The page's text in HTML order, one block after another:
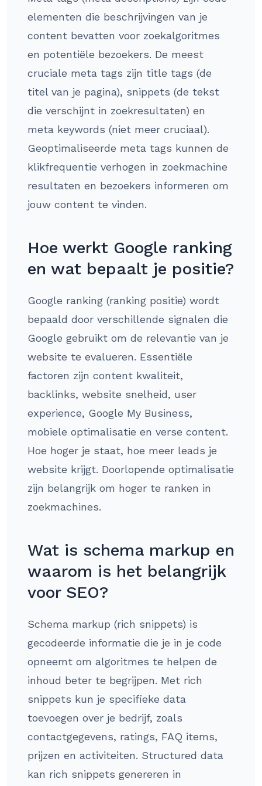
elementen die beschrijvingen van je
content bevatten voor zoekalgoritmes
en potentiële bezoekers. De meest
cruciale meta tags zijn title tags (de
titel van je pagina), snippets (de tekst
die verschijnt in zoekresultaten) en
meta keywords (niet meer cruciaal).
Geoptimaliseerde meta tags kunnen de
klikfrequentie verhogen in zoekmachine
resultaten en bezoekers informeren om
jouw content te vinden.
Hoe werkt Google ranking
en wat bepaalt je positie?
Google ranking (ranking positie) wordt
bepaald door verschillende signalen die
Google gebruikt om de relevantie van je
website te evalueren. Essentiële
factoren zijn content kwaliteit,
backlinks, website snelheid, user
experience, Google My Business,
mobiele optimalisatie en verse content.
Hoe hoger je staat, hoe meer leads je
website krijgt. Doorlopende optimalisatie
zijn belangrijk om hoger te ranken in
zoekmachines.
Wat is schema markup en
waarom is het belangrijk
voor SEO?
Schema markup (rich snippets) is
gecodeerde informatie die je in je code
opneemt om algoritmes te helpen de
inhoud beter te begrijpen. Met rich
snippets kun je specifieke data
toevoegen over je bedrijf, zoals
contactgegevens, ratings, FAQ items,
prijzen en activiteiten. Structured data
kan rich snippets genereren in